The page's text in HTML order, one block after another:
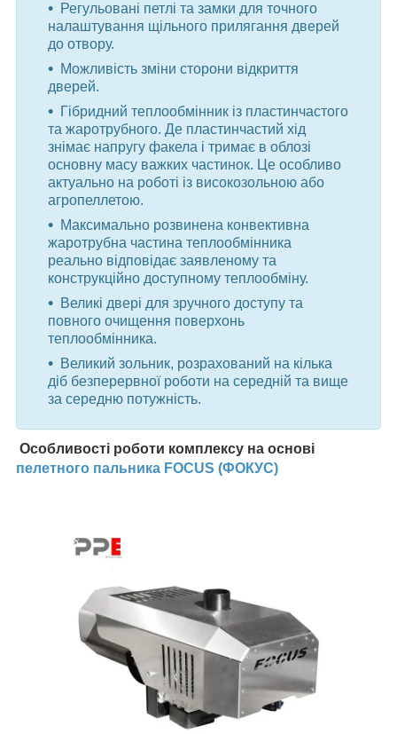
Регульовані петлі та замки для точного
налаштування щільного прилягання дверей
до отвору.
Можливість зміни сторони відкриття
дверей.
Гібридний теплообмінник із пластинчастого
та жаротрубного. Де пластинчастий хід
знімає напругу факела і тримає в облозі
основну масу важких частинок. Це особливо
актуально на роботі із високозольною або
агропеллетою.
Максимально розвинена конвективна
жаротрубна частина теплообмінника
реально відповідає заявленому та
конструкційно доступному теплообміну.
Великі двері для зручного доступу та
повного очищення поверхонь
теплообмінника.
Великий зольник, розрахований на кілька
діб безперервної роботи на середній та вище
за середню потужність.
Особливості роботи комплексу на основі
пелетного пальника FOCUS (ФОКУС)